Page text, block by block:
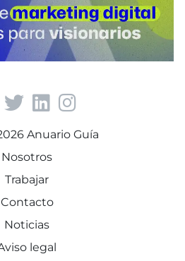
Anuario Guía
Nosotros
Trabajar
Contacto
Noticias
legal